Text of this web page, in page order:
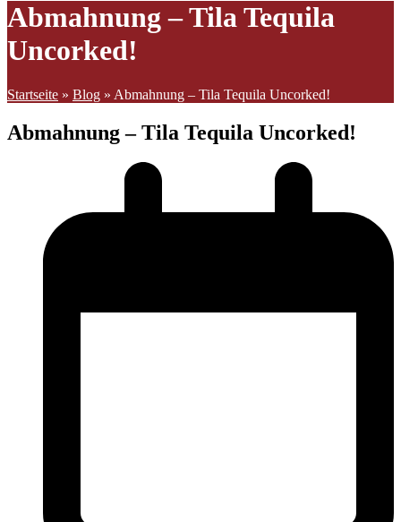
Abmahnung – Tila Tequila
Uncorked!
Startseite » Blog » Abmahnung – Tila Tequila Uncorked!
Abmahnung – Tila Tequila Uncorked!